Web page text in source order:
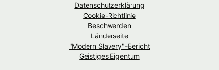
Datenschutzerklärung
Cookie-Richtlinie
Beschwerden
Länderseite
"Modern Slavery"-Bericht
Geistiges Eigentum